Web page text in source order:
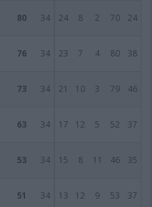
80 34 24 8 2 70 24
76 34 23 7 4 80 38
73 34 21 10 3 79 46
63 34 17 12 5 52 37
53 34 15 8 11 46 35
51 34 13 12 9 53 37